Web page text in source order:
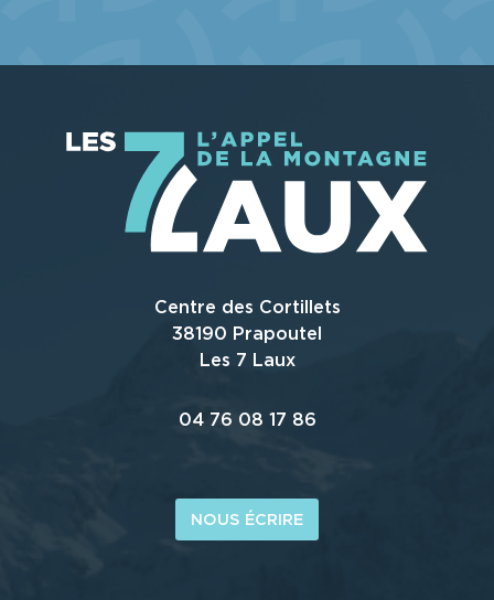
Centre des Cortillets
38190 Prapoutel
Les 7 Laux
04 76 08 17 86
NOUS ÉCRIRE